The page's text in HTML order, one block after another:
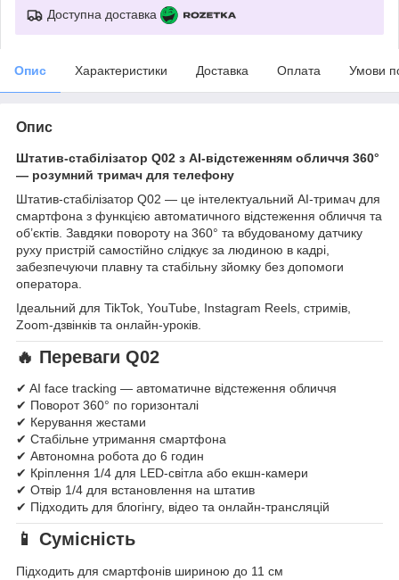
Доступна доставка
Опис Характеристики Доставка Оплата Умови
Опис
Штатив-стабілізатор Q02 з AI-відстеженням обличчя 360°
— розумний тримач для телефону
Штатив-стабілізатор Q02 — це інтелектуальний AI-тримач для
смартфона з функцією автоматичного відстеження обличчя та
об’єктів. Завдяки повороту на 360° та вбудованому датчику
руху пристрій самостійно слідкує за людиною в кадрі,
забезпечуючи плавну та стабільну зйомку без допомоги
оператора.
Ідеальний для TikTok, YouTube, Instagram Reels, стримів,
Zoom-дзвінків та онлайн-уроків.
🔥 Переваги Q02
✔ AI face tracking — автоматичне відстеження обличчя
✔ Поворот 360° по горизонталі
✔ Керування жестами
✔ Стабільне утримання смартфона
✔ Автономна робота до 6 годин
✔ Кріплення 1/4 для LED-світла або екшн-камери
✔ Отвір 1/4 для встановлення на штатив
✔ Підходить для блогінгу, відео та онлайн-трансляцій
📱 Сумісність
Підходить для смартфонів шириною до 11 см